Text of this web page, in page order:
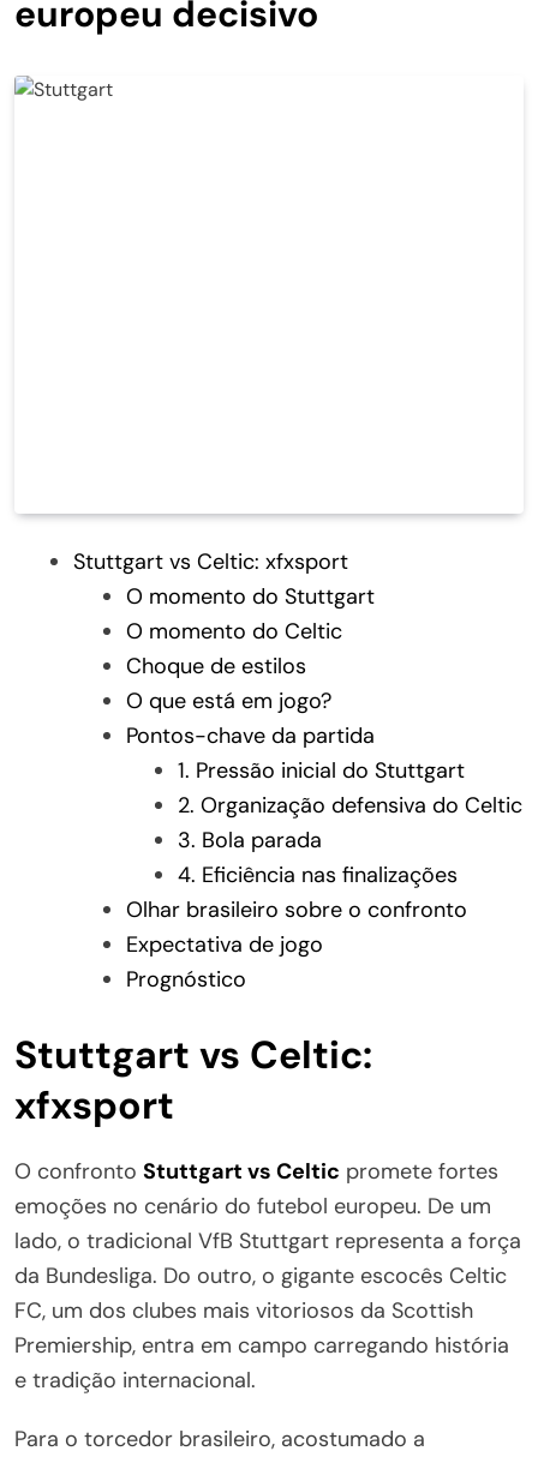
europeu decisivo
Stuttgart vs Celtic: xfxsport
O momento do Stuttgart
O momento do Celtic
Choque de estilos
O que está em jogo?
Pontos-chave da partida
1. Pressão inicial do Stuttgart
2. Organização defensiva do Celtic
3. Bola parada
4. Eficiência nas finalizações
Olhar brasileiro sobre o confronto
Expectativa de jogo
Prognóstico
Stuttgart vs Celtic:
xfxsport
O confronto Stuttgart vs Celtic promete fortes
emoções no cenário do futebol europeu. De um
lado, o tradicional VfB Stuttgart representa a força
da Bundesliga. Do outro, o gigante escocês Celtic
FC, um dos clubes mais vitoriosos da Scottish
Premiership, entra em campo carregando história
e tradição internacional.
Para o torcedor brasileiro, acostumado a